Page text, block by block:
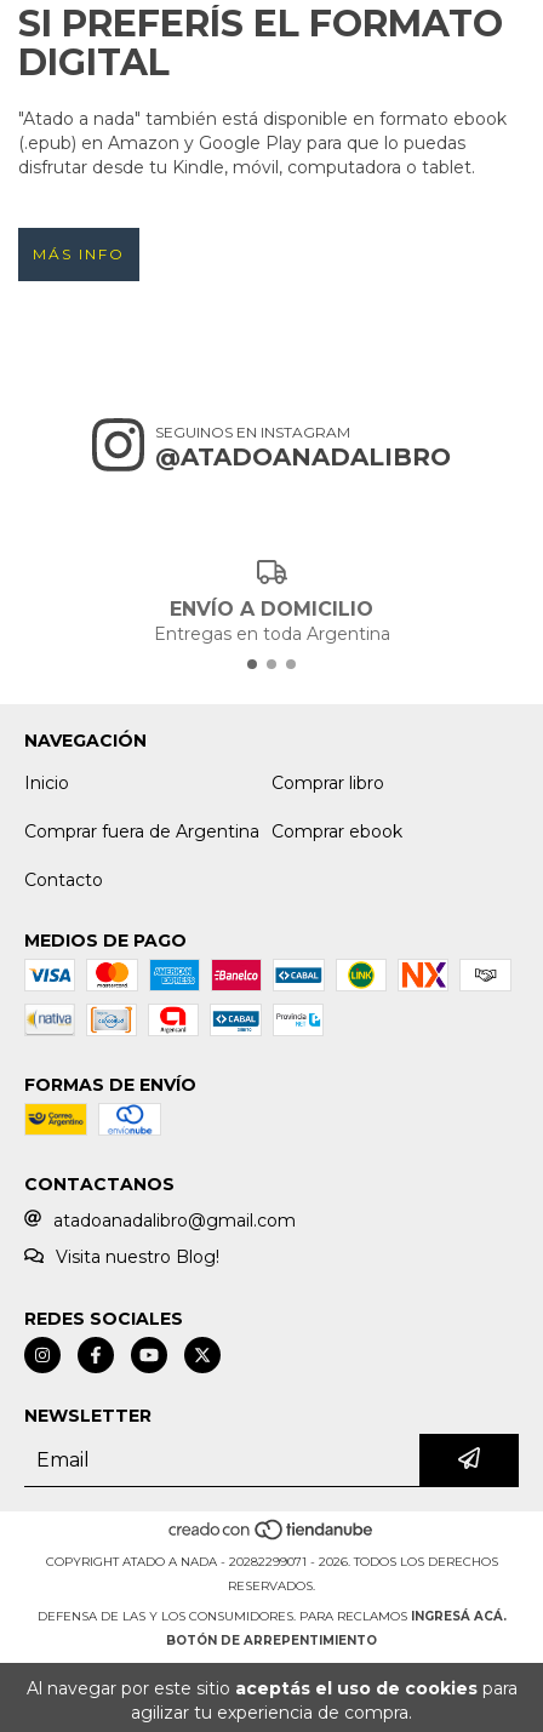
Al navegar por este sitio aceptás el uso de cookiespara
agilizar tu experiencia de compra.
SI PREFERÍS EL FORMATO
DIGITAL
"Atado a nada" también está disponible en formato ebook
(.epub) en Amazon y Google Play para que lo puedas
disfrutar desde tu Kindle, móvil, computadora o tablet.
MÁS INFO
SEGUINOS EN INSTAGRAM
@ATADOANADALIBRO
ENVÍO A DOMICILIO
Entregas en toda Argentina
NAVEGACIÓN
Inicio
Comprar libro
Comprar fuera de Argentina Comprar ebook
Contacto
MEDIOS DE PAGO
FORMAS DE ENVÍO
CONTACTANOS
atadoanadalibro@gmail.com
Visita nuestro Blog!
REDES SOCIALES
NEWSLETTER
COPYRIGHT ATADO A NADA - 20282299071 - 2026. TODOS LOS DERECHOS
RESERVADOS.
DEFENSA DE LAS Y LOS CONSUMIDORES. PARA RECLAMOS INGRESÁ ACÁ.
BOTÓN DE ARREPENTIMIENTO